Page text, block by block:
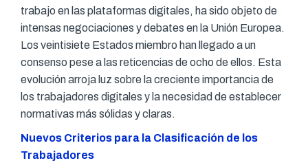
trabajo en las plataformas digitales, ha sido objeto de
intensas negociaciones y debates en la Unión Europea.
Los veintisiete Estados miembro han llegado a un
consenso pese a las reticencias de ocho de ellos. Esta
evolución arroja luz sobre la creciente importancia de
los trabajadores digitales y la necesidad de establecer
normativas más sólidas y claras.
Nuevos Criterios para la Clasificación de los
Trabajadores